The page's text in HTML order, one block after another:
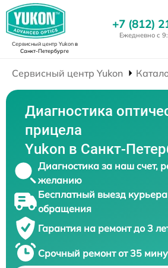
Сервисный центр Yukonв
Санкт-Петербурге
+7 (812)
Ежедневно с
Сервисный центр Yukon
Диагностика
прицела
Yukon в Санкт-
Диагностика за наш счет,
желанию
Бесплатный выезд
обращения
Гарантия на ремонт до 3
Срочный ремонт от 35